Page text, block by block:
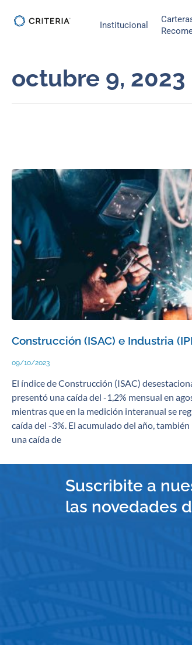
Institucional
octubre 9, 2023
Construcción (ISAC) e Industria
09/10/2023
El índice de Construcción (ISAC)
presentó una caída del -1,2% mensual en
mientras que en la medición interanual se
caída del -3%. El acumulado del año,
una caída de
Suscribite a
las novedades